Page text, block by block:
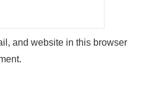
and website in this browser